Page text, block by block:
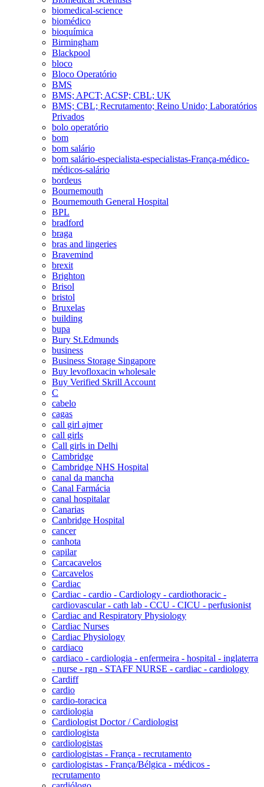
biomedical-science
biomédico
bioquímica
Birmingham
Blackpool
bloco
Bloco Operatório
BMS
BMS; APCT; ACSP; CBL; UK
BMS; CBL; Recrutamento; Reino Unido; Laboratórios
Privados
bolo operatório
bom
bom salário
bom salário-especialista-especialistas-França-médico-
médicos-salário
bordeus
Bournemouth
Bournemouth General Hospital
BPL
bradford
braga
bras and lingeries
Bravemind
brexit
Brighton
Brisol
bristol
Bruxelas
building
bupa
Bury St.Edmunds
business
Business Storage Singapore
Buy levofloxacin wholesale
Buy Verified Skrill Account
C
cabelo
cagas
call girl ajmer
call girls
Call girls in Delhi
Cambridge
Cambridge NHS Hospital
canal da mancha
Canal Farmácia
canal hospitalar
Canarias
Canbridge Hospital
cancer
canhota
capilar
Carcacavelos
Carcavelos
Cardiac
Cardiac - cardio - Cardiology - cardiothoracic -
cardiovascular - cath lab - CCU - CICU - perfusionist
Cardiac and Respiratory Physiology
Cardiac Nurses
Cardiac Physiology
cardiaco
cardiaco - cardiologia - enfermeira - hospital - inglaterra
- nurse - rgn - STAFF NURSE - cardiac - cardiology
Cardiff
cardio
cardio-toracica
cardiologia
Cardiologist Doctor / Cardiologist
cardiologista
cardiologistas
cardiologistas - França - recrutamento
cardiologistas - França/Bélgica - médicos -
recrutamento